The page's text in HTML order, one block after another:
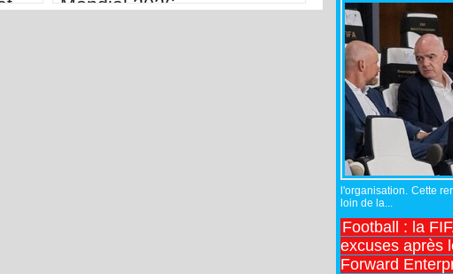
l'organisation. Cette
loin de la...
Football : la
excuses après
Forward